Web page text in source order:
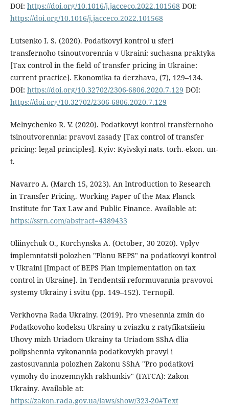
DOI: https://doi.org/10.1016/j.jacceco.2022.101568 DOI:
https://doi.org/10.1016/j.jacceco.2022.101568
Lutsenko I. S. (2020). Podatkovyi kontrol u sferi
transfernoho tsinoutvorennia v Ukraini: suchasna praktyka
[Tax control in the field of transfer pricing in Ukraine:
current practice]. Ekonomika ta derzhava, (7), 129–134.
DOI: https://doi.org/10.32702/2306-6806.2020.7.129 DOI:
https://doi.org/10.32702/2306-6806.2020.7.129
Melnychenko R. V. (2020). Podatkovyi kontrol transfernoho
tsinoutvorennia: pravovi zasady [Tax control of transfer
pricing: legal principles]. Kyiv: Kyivskyi nats. torh.-ekon. un-
t.
Navarro A. (March 15, 2023). An Introduction to Research
in Transfer Pricing. Working Paper of the Max Planck
Institute for Tax Law and Public Finance. Available at:
https://ssrn.com/abstract=4389433
Oliinychuk O., Korchynska A. (October, 30 2020). Vplyv
implemntatsii polozhen "Planu BEPS" na podatkovyi kontrol
v Ukraini [Impact of BEPS Plan implementation on tax
control in Ukraine]. In Tendentsii reformuvannia pravovoi
systemy Ukrainy i svitu (pp. 149–152). Ternopil.
Verkhovna Rada Ukrainy. (2019). Pro vnesennia zmin do
Podatkovoho kodeksu Ukrainy u zviazku z ratyfikatsiieiu
Uhovy mizh Uriadom Ukrainy ta Uriadom SShA dlia
polipshennia vykonannia podatkovykh pravyl i
zastosuvannia polozhen Zakonu SShA "Pro podatkovi
vymohy do inozemnykh rakhunkiv" (FATCA): Zakon
Ukrainy. Available at:
https://zakon.rada.gov.ua/laws/show/323-20#Text